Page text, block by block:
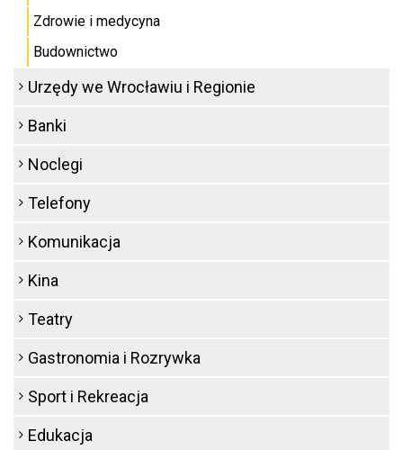
Zdrowie i medycyna
Budownictwo
Urzędy we Wrocławiu i Regionie
Banki
Noclegi
Telefony
Komunikacja
Kina
Teatry
Gastronomia i Rozrywka
Sport i Rekreacja
Edukacja